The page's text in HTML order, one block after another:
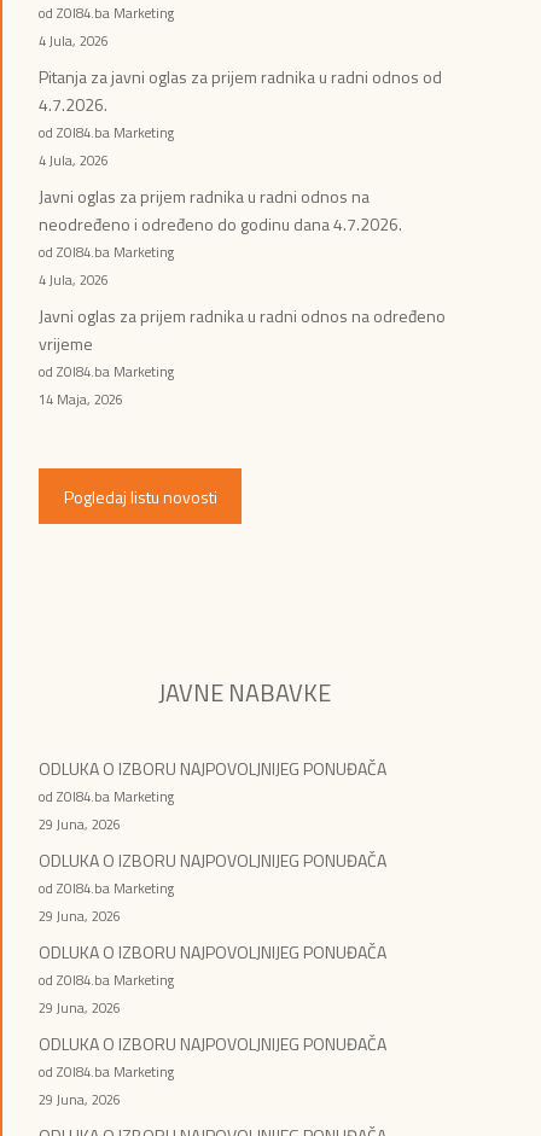
od ZOI84.ba Marketing
4 Jula, 2026
Pitanja za javni oglas za prijem radnika u radni odnos od
4.7.2026.
od ZOI84.ba Marketing
4 Jula, 2026
Javni oglas za prijem radnika u radni odnos na
neodređeno i određeno do godinu dana 4.7.2026.
od ZOI84.ba Marketing
4 Jula, 2026
Javni oglas za prijem radnika u radni odnos na određeno
vrijeme
od ZOI84.ba Marketing
14 Maja, 2026
Pogledaj listu novosti
JAVNE NABAVKE
ODLUKA O IZBORU NAJPOVOLJNIJEG PONUĐAČA
od ZOI84.ba Marketing
29 Juna, 2026
ODLUKA O IZBORU NAJPOVOLJNIJEG PONUĐAČA
od ZOI84.ba Marketing
29 Juna, 2026
ODLUKA O IZBORU NAJPOVOLJNIJEG PONUĐAČA
od ZOI84.ba Marketing
29 Juna, 2026
ODLUKA O IZBORU NAJPOVOLJNIJEG PONUĐAČA
od ZOI84.ba Marketing
29 Juna, 2026